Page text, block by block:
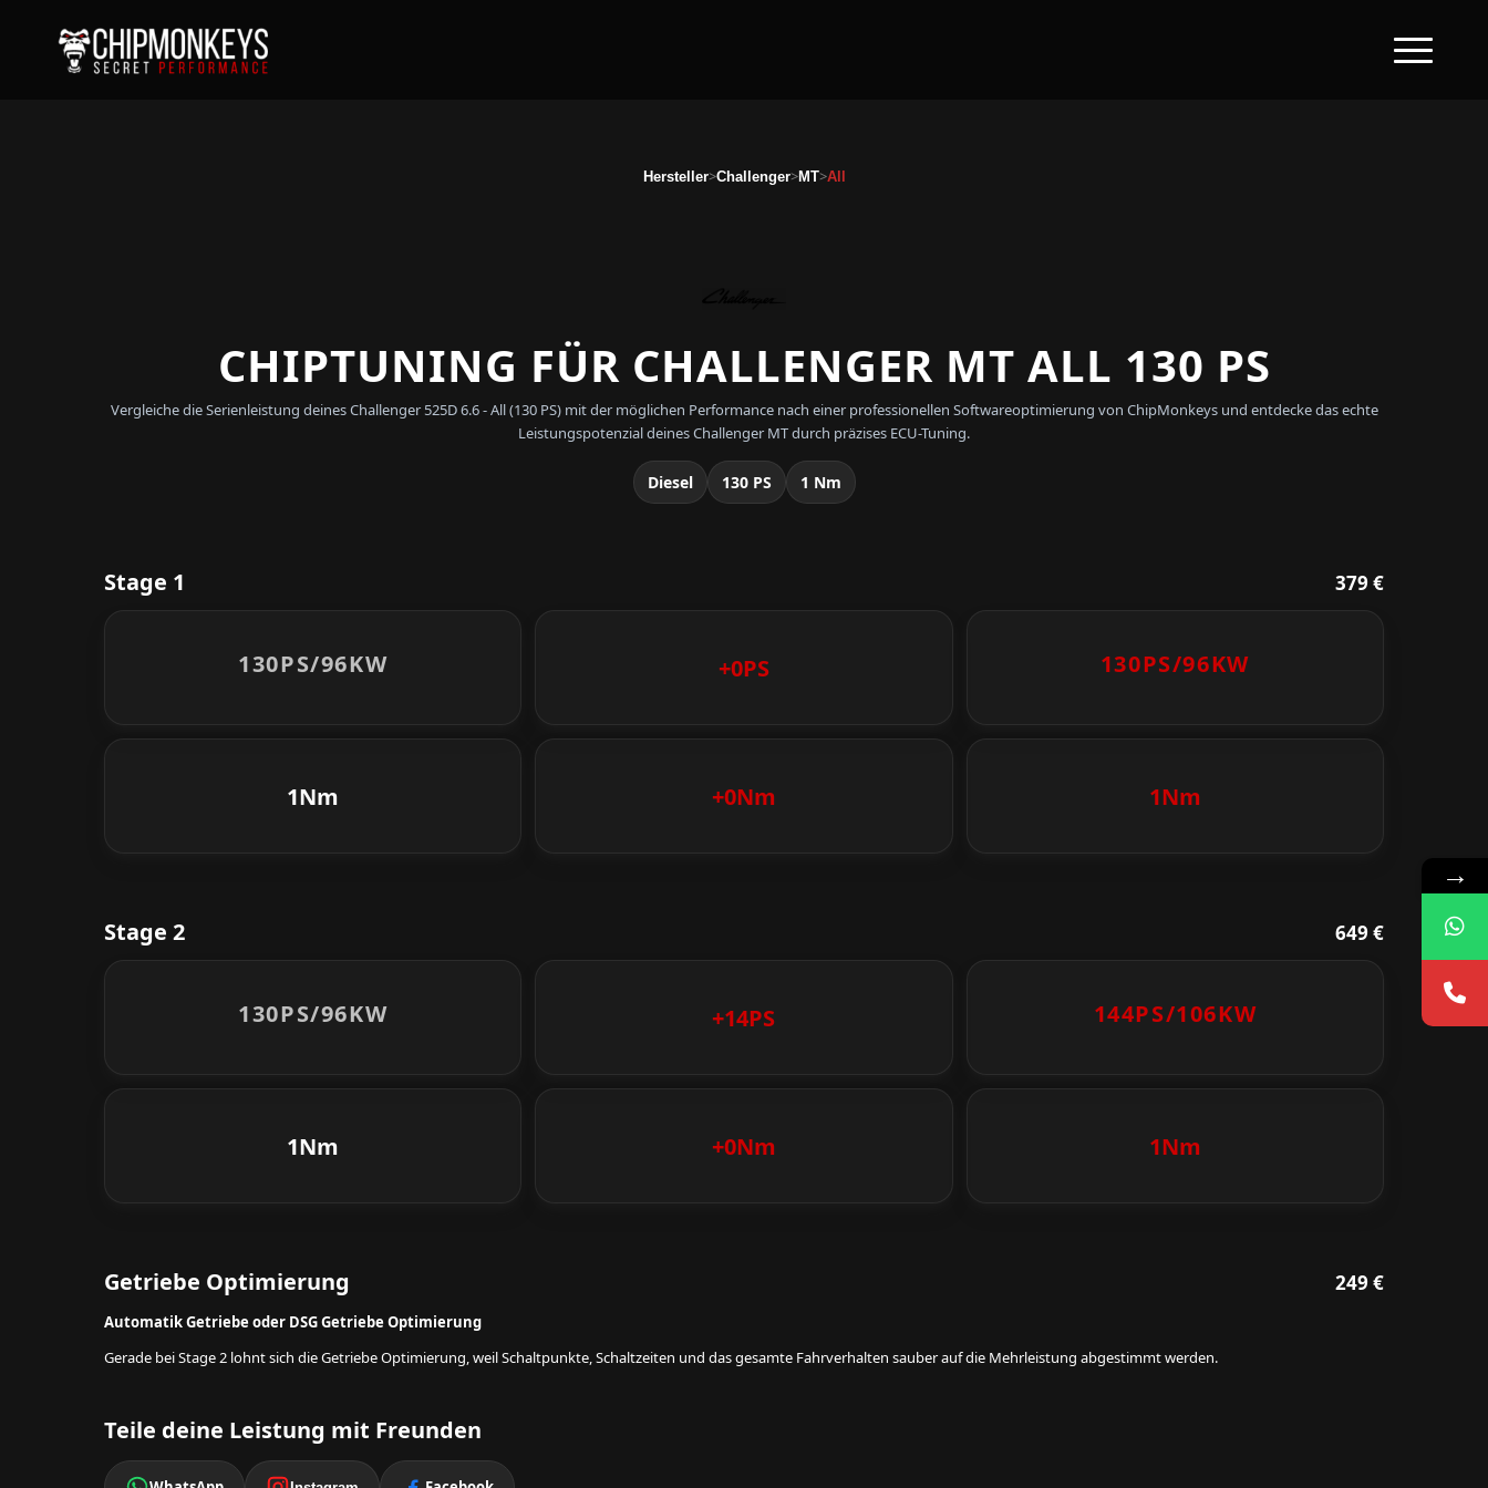
Hersteller>Challenger>MT>All
CHIPTUNING FÜR CHALLENGER MT ALL 130 PS
Vergleiche die Serienleistung deines Challenger 525D 6.6 - All (130 PS) mit der möglichen Performance nach einer professionellen Softwareoptimierung von ChipMonkeys und entdecke das echte
Leistungspotenzial deines Challenger MT durch präzises ECU-Tuning.
Diesel 130 PS 1 Nm
Stage 1 379 €
130PS/96KW +0PS 130PS/96KW
1Nm +0Nm 1Nm
Stage 2 649 €
130PS/96KW +14PS 144PS/106KW
1Nm +0Nm 1Nm
Getriebe Optimierung 249 €
Automatik Getriebe oder DSG Getriebe Optimierung
Gerade bei Stage 2 lohnt sich die Getriebe Optimierung, weil Schaltpunkte, Schaltzeiten und das gesamte Fahrverhalten sauber auf die Mehrleistung abgestimmt werden.
Teile deine Leistung mit Freunden
→